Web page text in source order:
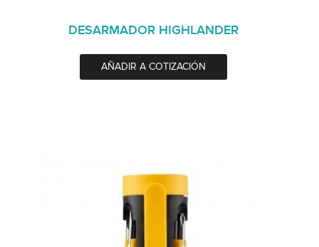
DESARMADOR HIGHLANDER
AÑADIR A COTIZACIÓN